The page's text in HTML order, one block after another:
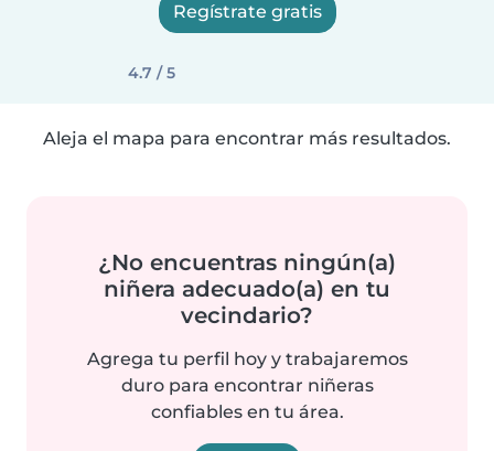
Regístrate gratis
4.7 / 5
Aleja el mapa para encontrar más resultados.
¿No encuentras ningún(a)
niñera adecuado(a) en tu
vecindario?
Agrega tu perfil hoy y trabajaremos
duro para encontrar niñeras
confiables en tu área.